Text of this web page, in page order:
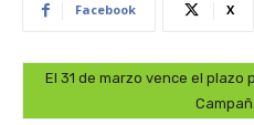
Facebook X
El 31 de marzo vence el